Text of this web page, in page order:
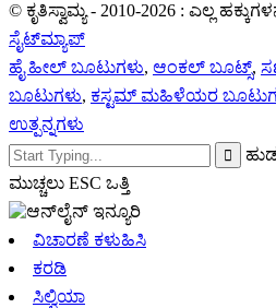
© ಕೃತಿಸ್ವಾಮ್ಯ - 2010-2026 : ಎಲ್ಲ
ಸೈಟ್‌ಮ್ಯಾಪ್
ಹೈ ಹೀಲ್ ಬೂಟುಗಳು, ಆಂಕಲ್ ಬೂಟ್ಸ್,
ಬೂಟುಗಳು, ಕಸ್ಟಮ್ ಮಹಿಳೆಯರ
ಉತ್ಪನ್ನಗಳು
ಮುಚ್ಚಲು ESC ಒತ್ತಿ
ವಿಚಾರಣೆ ಕಳುಹಿಸಿ
ಕರಡಿ
ಸಿಲ್ವಿಯಾ